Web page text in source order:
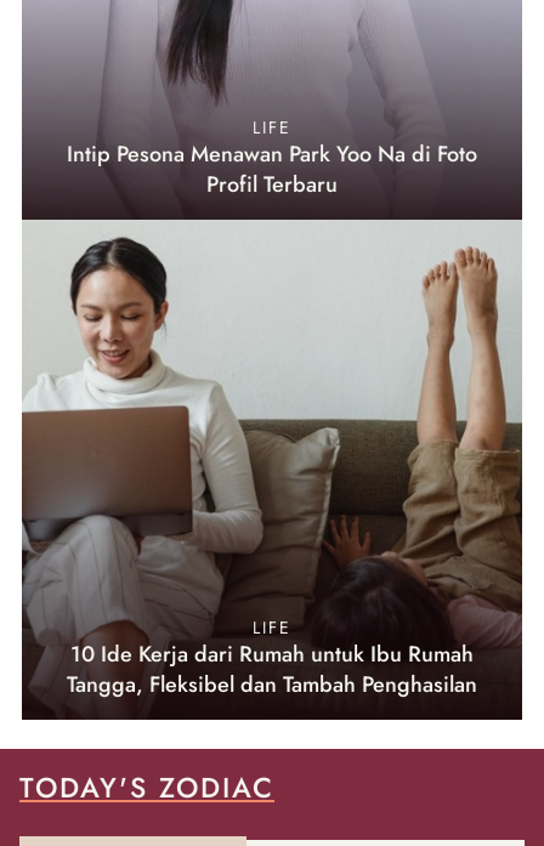
LIFE
Intip Pesona Menawan Park Yoo Na di Foto
Profil Terbaru
LIFE
10 Ide Kerja dari Rumah untuk Ibu Rumah
Tangga, Fleksibel dan Tambah Penghasilan
TODAY'S ZODIAC